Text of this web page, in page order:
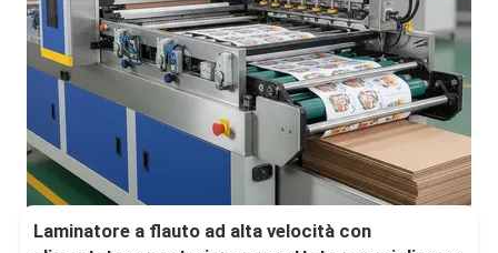
Laminatore a flauto ad alta velocità con